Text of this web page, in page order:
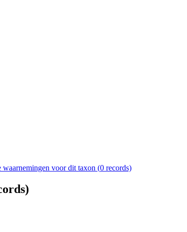
voor dit taxon (0 records)